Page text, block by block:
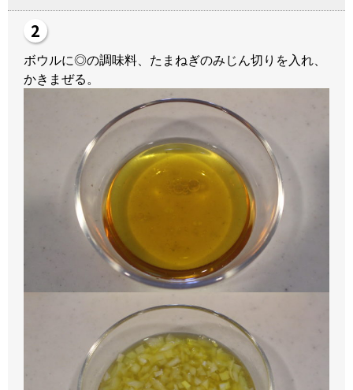
ボウルに◎の調味料、たまねぎのみじん切りを入れ、
かきまぜる。